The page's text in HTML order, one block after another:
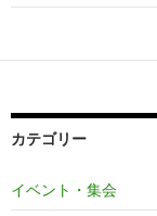
ゲ
ー
ョ
カテゴリー
イベント・集会